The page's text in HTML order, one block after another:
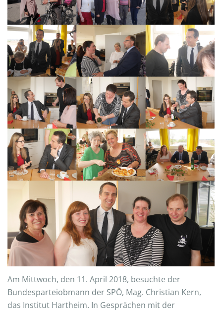
Am Mittwoch, den 11. April 2018, besuchte der
Bundesparteiobmann der SPÖ, Mag. Christian Kern,
das Institut Hartheim. In Gesprächen mit der